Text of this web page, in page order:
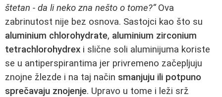
štetan - da li neko zna nešto o tome?“Ova
zabrinutost nije bez osnova. Sastojci kao što su
aluminium chlorohydrate, aluminium zirconium
tetrachlorohydrex i slične soli aluminijuma koriste
se u antiperspirantima jer privremeno začepljuju
znojne žlezde i na taj način smanjuju ili potpuno
sprečavaju znojenje. Upravo u tome i leži srž